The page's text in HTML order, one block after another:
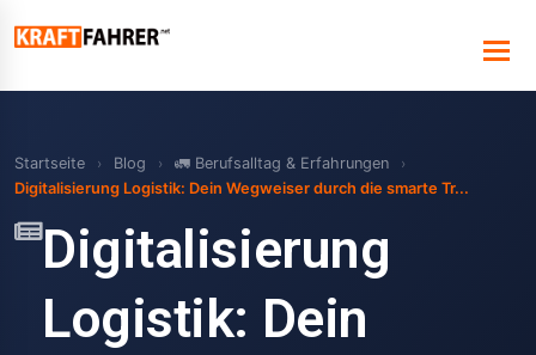
Startseite › Blog › 🚛 Berufsalltag & Erfahrungen
›
Digitalisierung Logistik: Dein Wegweiser durch die smarte Tr...
Digitalisierung
Logistik: Dein